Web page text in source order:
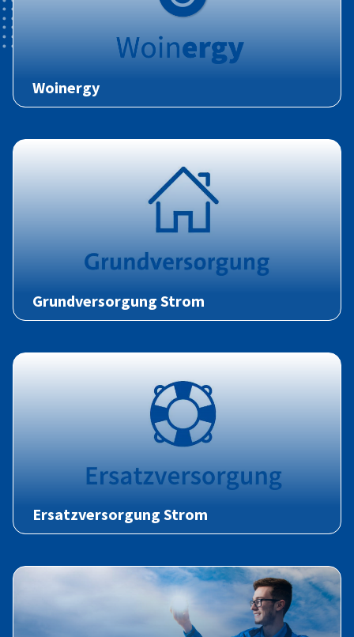
Woinergy
Grundversorgung Strom
Ersatzversorgung Strom